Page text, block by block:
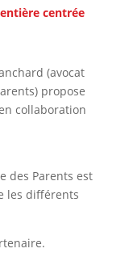
centrée
(avocat
propose
collaboration
des Parents est
les différents